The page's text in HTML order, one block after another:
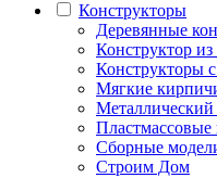
Конструкторы
Деревянные
Конструктор
Конструкторы
Мягкие
Металлический
Пластмассовые
Сборные
Строим Дом